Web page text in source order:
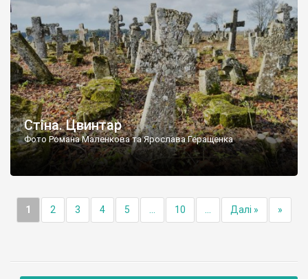
Стіна. Цвинтар
Фото Романа Маленкова та Ярослава Геращенка
1 2 3 4 5 10 Далі » »